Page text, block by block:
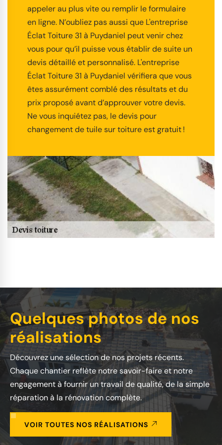
appeler au plus vite ou remplir le formulaire
en ligne. N’oubliez pas aussi que L'entreprise
Éclat Toiture 31 à Puydaniel peut venir chez
vous pour qu’il puisse vous établir de suite un
devis détaillé et personnalisé. L'entreprise
Éclat Toiture 31 à Puydaniel vérifiera que vous
êtes assurément comblé des résultats et du
prix proposé avant d’approuver votre devis.
Ne vous inquiétez pas, le devis pour
changement de tuile sur toiture est gratuit !
Quelques photos de nos
réalisations
Découvrez une sélection de nos projets récents.
Chaque chantier reflète notre savoir-faire et notre
engagement à fournir un travail de qualité, de la simple
réparation à la rénovation complète.
VOIR TOUTES NOS RÉALISATIONS